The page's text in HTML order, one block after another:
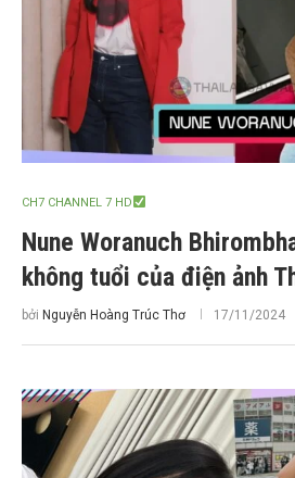
CH7 CHANNEL 7 HD
Nune Woranuch
không tuổi của điện ảnh
bởi Nguyễn Hoàng Trúc Thơ 17/11/2024